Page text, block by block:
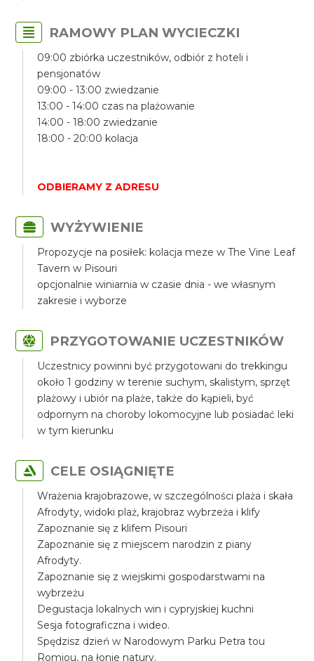
RAMOWY PLAN WYCIECZKI
09:00 zbiórka uczestników, odbiór z hoteli i
pensjonatów
09:00 - 13:00 zwiedzanie
13:00 - 14:00 czas na plażowanie
14:00 - 18:00 zwiedzanie
18:00 - 20:00 kolacja
ODBIERAMY Z ADRESU
WYŻYWIENIE
Propozycje na posiłek: kolacja meze w The Vine Leaf
Tavern w Pisouri
opcjonalnie winiarnia w czasie dnia - we własnym
zakresie i wyborze
PRZYGOTOWANIE UCZESTNIKÓW
Uczestnicy powinni być przygotowani do trekkingu
około 1 godziny w terenie suchym, skalistym, sprzęt
plażowy i ubiór na plaże, także do kąpieli, być
odpornym na choroby lokomocyjne lub posiadać leki
w tym kierunku
CELE OSIĄGNIĘTE
Wrażenia krajobrazowe, w szczególności plaża i skała
Afrodyty, widoki plaż, krajobraz wybrzeża i klify
Zapoznanie się z klifem Pisouri
Zapoznanie się z miejscem narodzin z piany
Afrodyty.
Zapoznanie się z wiejskimi gospodarstwami na
wybrzeżu
Degustacja lokalnych win i cypryjskiej kuchni
Sesja fotograficzna i wideo.
Spędzisz dzień w Narodowym Parku Petra tou
Romiou, na łonie natury.